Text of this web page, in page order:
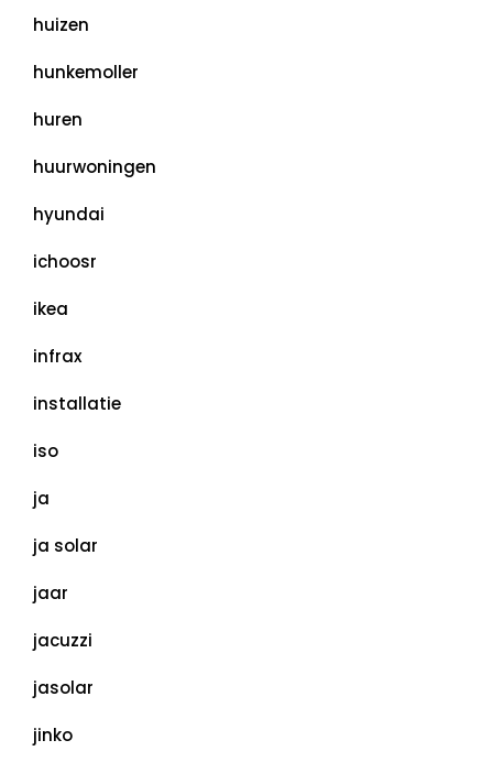
huizen
hunkemoller
huren
huurwoningen
hyundai
ichoosr
ikea
infrax
installatie
iso
ja
ja solar
jaar
jacuzzi
jasolar
jinko